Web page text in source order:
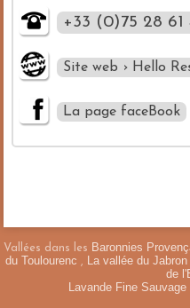
+33 (0)75 28 61
Site web › Hello
La page faceBook
Vallées dans les Baronnies
du Toulourenc , La vallée du Jabron
de
Lavande Fine